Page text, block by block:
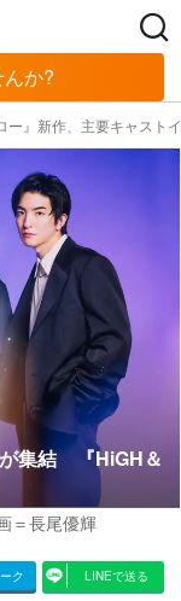
TECH
ー』新作、主要キャスト
が集結 『HiGH＆
＝長尾優輝
ク LINEで送る
か?